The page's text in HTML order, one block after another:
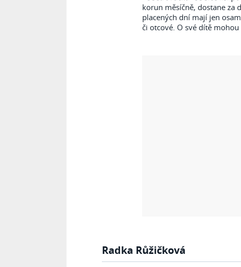
korun měsíčně, dostane za
placených dní mají jen
či otcové. O své dítě
Radka Růžičková